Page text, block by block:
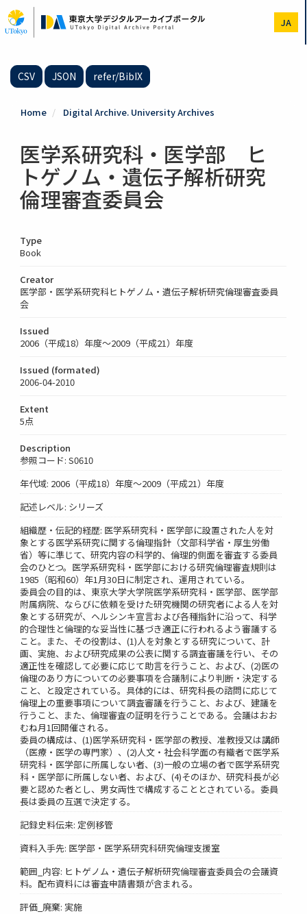
to
main
JA
CSV JSON refer/BibIX
Home Digital Archive. University Archives
医学系研究科・医学部 ヒ
トゲノム・遺伝子解析研究
倫理審査委員会
Type
Book
Creator
医学部・医学系研究科ヒトゲノム・遺伝子解析研究倫理審査委員
会
Issued
2006（平成18）年度～2009（平成21）年度
Issued (formated)
2006-04-2010
Extent
5点
Description
参照コード: S0610
年代域: 2006（平成18）年度～2009（平成21）年度
記述レベル: シリーズ
組織歴・伝記的経歴: 医学系研究科・医学部に設置された人を対
象とする医学系研究に関する倫理指針（文部科学省・厚生労働
省）等に準じて、研究内容の科学的、倫理的側面を審査する委員
会のひとつ。医学系研究科・医学部における研究倫理審査規則は
1985（昭和60）年1月30日に制定され、運用されている。
委員会の目的は、東京大学大学院医学系研究科・医学部、医学部
附属病院、ならびに依頼を受けた研究機関の研究者による人を対
象とする研究が、ヘルシンキ宣言および各種指針に沿って、科学
的合理性と倫理的な妥当性に基づき適正に行われるよう審議する
こと。また、その役割は、(1)人を対象とする研究について、計
画、実施、および研究成果の公表に関する調査審議を行い、その
適正性を確認して必要に応じて助言を行うこと、および、(2)医の
倫理のあり方についての必要事項を合議制により判断・決定する
こと、と設定されている。具体的には、研究科長の諮問に応じて
倫理上の重要事項について調査審議を行うこと、および、建議を
行うこと、また、倫理審査の証明を行うことである。会議はおお
むね月1回開催される。
委員の構成は、(1)医学系研究科・医学部の教授、准教授又は講師
（医療・医学の専門家）、(2)人文・社会科学面の有織者で医学系
研究科・医学部に所属しない者、(3)一般の立場の者で医学系研究
科・医学部に所属しない者、および、(4)そのほか、研究科長が必
要と認めた者とし、男女両性で構成することとされている。委員
長は委員の互選で決定する。
記録史料伝来: 定例移管
資料入手先: 医学部・医学系研究科研究倫理支援室
範囲_内容: ヒトゲノム・遺伝子解析研究倫理審査委員会の会議資
料。配布資料には審査申請書類が含まれる。
評価_廃棄: 実施